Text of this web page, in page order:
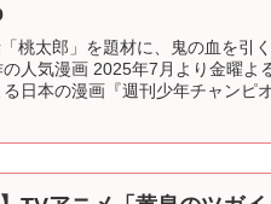
桃太郎」を題材に、鬼の血を引
人気漫画 2025年7月より金曜よ
日本の漫画『週刊少年チャンピオ